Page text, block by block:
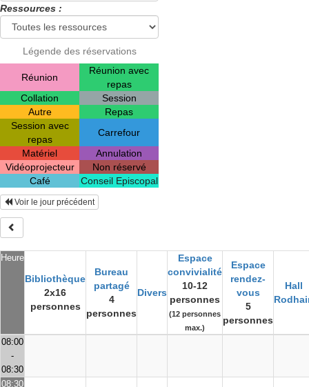
Ressources :
Légende des réservations
Réunion
Réunion avec
repas
Collation
Session
Autre
Repas
Session avec
repas
Carrefour
Matériel
Annulation
Vidéoprojecteur
Non réservé
Café
Conseil Episcopal
Heure
Bibliothèque
2x16
personnes
Bureau
partagé
4
personnes
Divers
Espace
convivialité
10-12
personnes
(12 personnes
max.)
Espace
rendez-
vous
5
personnes
Hall
Voir le jour précédent
08:00
-
08:30
08:30